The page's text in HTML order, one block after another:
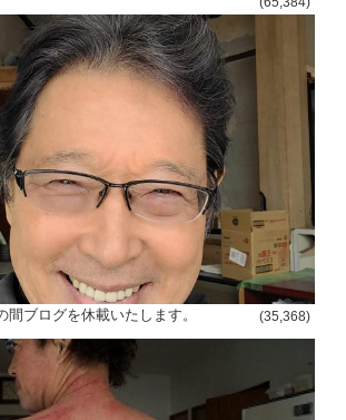
間ブログを休載いたします。 (35,368)